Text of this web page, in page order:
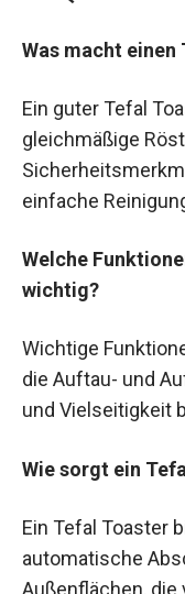
Was macht
Ein guter Tefal
gleichmäßige
einfache
Welche
wichtig?
Wichtige
die Auftau- und
und Vielseitigkeit
Wie sorgt ein
Ein Tefal Toaster
automatische
Außenflächen,